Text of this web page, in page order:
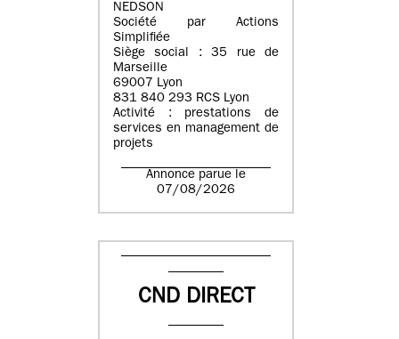
NEDSON
Société par Actions
Simplifiée
Siège social : 35 rue de
Marseille
69007 Lyon
831 840 293 RCS Lyon
Activité : prestations de
services en management de
projets
Annonce parue le
07/08/2026
CND DIRECT